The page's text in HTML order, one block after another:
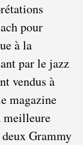
pour
à la
par le jazz
vendus à
magazine
meilleure
Grammy